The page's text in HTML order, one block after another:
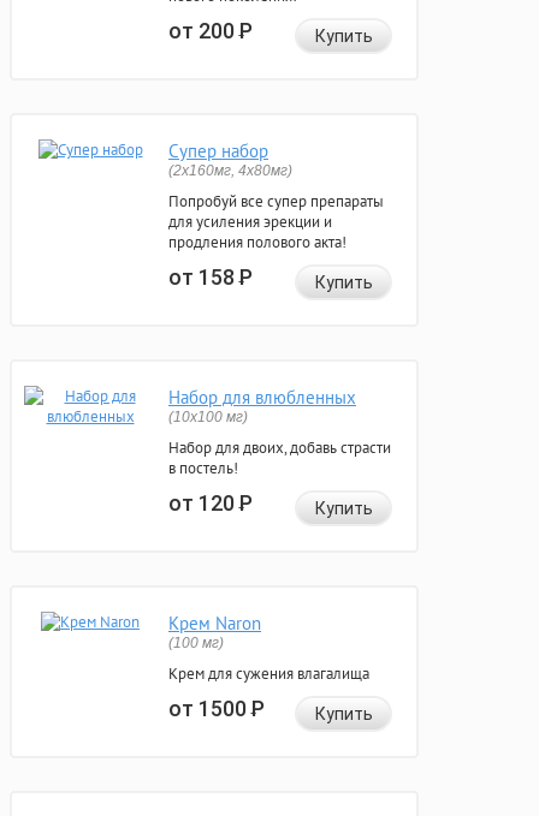
от 200Р Купить
Супер набор
(2х160мг, 4х80мг)
Попробуй все супер препараты
для усиления эрекции и
продления полового акта!
от 158Р Купить
Набор для влюбленных
(10х100 мг)
Набор для двоих, добавь страсти
в постель!
от 120Р Купить
Крем Naron
(100 мг)
Крем для сужения влагалища
от 1500Р Купить